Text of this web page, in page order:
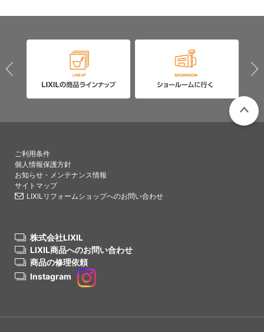
ご利用条件
個人情報保護方針
お知らせ・メンテナンス情報
サイトマップ
LIXILリフォームショップへのお問い合わせ
株式会社LIXIL
LIXIL商品へのお問い合わせ
商品の修理依頼
Instagram